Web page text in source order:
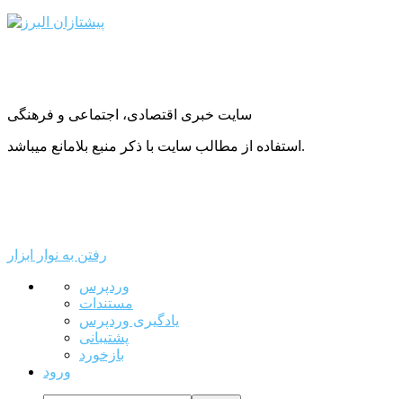
سایت خبری اقتصادی، اجتماعی و فرهنگی
استفاده از مطالب سایت با ذکر منبع بلامانع میباشد.
رفتن به نوار ابزار
درباره
وردپرس
وردپرس
مستندات
یادگیری وردپرس
پشتیبانی
بازخورد
ورود